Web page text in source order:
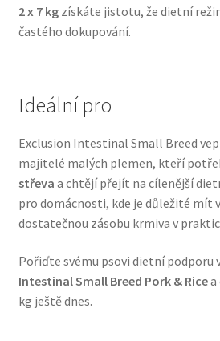
Veterinární dieta pro psy
Wolf of Wilderness
2 x 7 kgzískáte jistotu, že dietní
častého dokupování.
Ideální pro
Exclusion Intestinal Small Breed
majitelé malých plemen, kteří
střeva a chtějí přejít na cílenější
pro domácnosti, kde je důležité mít
dostatečnou zásobu krmiva v
Pořiďte svému psovi dietní podporu
Intestinal Small Breed Pork & Ricea
kg ještě dnes.